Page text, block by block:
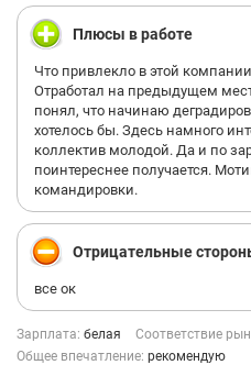
Плюсы в работе
Что привлекло в этой
Отработал на предыдущем
понял, что начинаю
хотелось бы. Здесь намного
коллектив молодой. Да и по
поинтереснее получается.
командировки.
Отрицательные
все ок
Зарплата: белая Соответствие
Общее впечатление: рекомендую